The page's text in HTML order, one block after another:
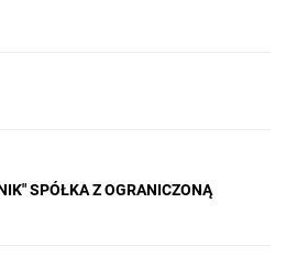
SPÓŁKA Z OGRANICZONĄ